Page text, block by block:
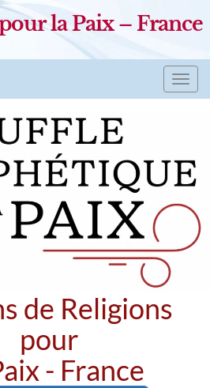
la Paix – France
de Religions
pour
- France